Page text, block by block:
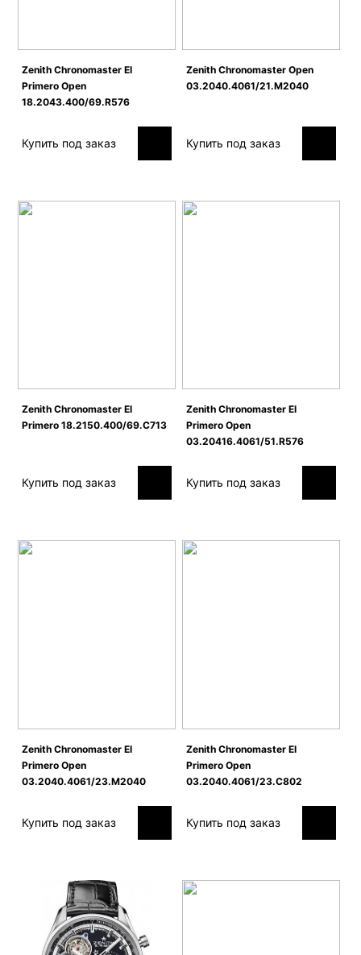
Zenith Сhronomaster El
Primero Open
18.2043.400/69.R576
Купить под заказ
Zenith Сhronomaster Open
03.2040.4061/21.M2040
Купить под заказ
Zenith Сhronomaster El
Primero 18.2150.400/69.C713
Купить под заказ
Zenith Сhronomaster El
Primero Open
03.20416.4061/51.R576
Купить под заказ
Zenith Сhronomaster El
Primero Open
03.2040.4061/23.M2040
Купить под заказ
Zenith Сhronomaster El
Primero Open
03.2040.4061/23.C802
Купить под заказ